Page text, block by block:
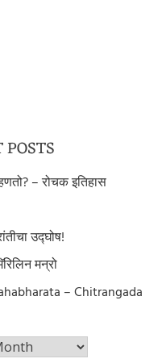
– रोचक इतिहास
उद्घोष!
मन्रो
– Chitrangada